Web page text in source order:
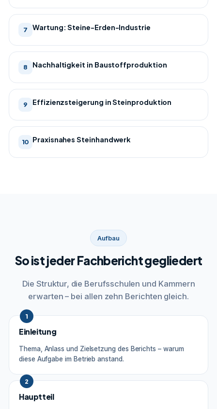
7 Wartung: Steine-Erden-Industrie
8 Nachhaltigkeit in Baustoffproduktion
9 Effizienzsteigerung in Steinproduktion
10 Praxisnahes Steinhandwerk
Aufbau
So ist jeder Fachbericht gegliedert
Die Struktur, die Berufsschulen und Kammern
erwarten – bei allen zehn Berichten gleich.
1
Einleitung
Thema, Anlass und Zielsetzung des Berichts – warum
diese Aufgabe im Betrieb anstand.
2
Hauptteil